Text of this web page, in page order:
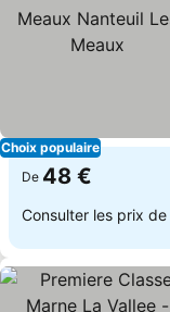
Choix populaire
De 48 €
Consulter les prix de